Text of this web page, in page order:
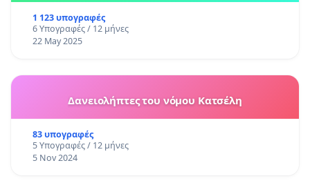
1 123 υπογραφές
6 Υπογραφές / 12 μήνες
22 May 2025
Δανειολήπτες του νόμου Κατσέλη
83 υπογραφές
5 Υπογραφές / 12 μήνες
5 Nov 2024